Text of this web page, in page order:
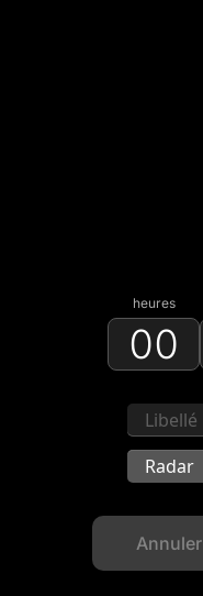
heures
00
Radar
Annuler